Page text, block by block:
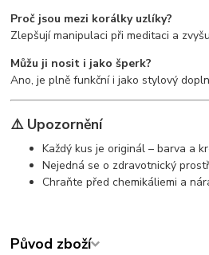
Proč jsou mezi korálky uzlíky?
Zlepšují manipulaci při meditaci a
Můžu ji nosit i jako šperk?
Ano, je plně funkční i jako stylový
⚠️ Upozornění
Každý kus je originál – barva a
Nejedná se o zdravotnický
Chraňte před chemikáliemi a
Původ zboží